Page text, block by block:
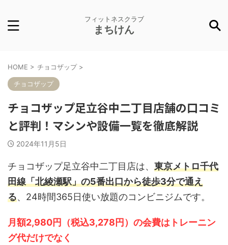
フィットネスクラブ
まちけん
HOME > チョコザップ >
チョコザップ
チョコザップ足立谷中二丁目店舗の口コミ
と評判！マシンや設備一覧を徹底解説
2024年11月5日
チョコザップ足立谷中二丁目店は、 東京メトロ千代
田線「北綾瀬駅」の5番出口から徒歩3分で通え
る、24時間365日使い放題のコンビニジムです。
月額2,980円（税込3,278円）の会費はトレーニン
グ代だけでなく